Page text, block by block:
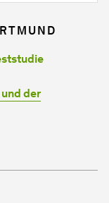
der